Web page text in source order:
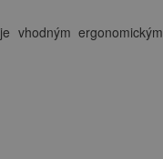
vhodným ergonomickým